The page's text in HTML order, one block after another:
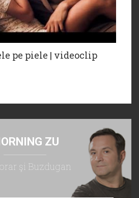
pe piele | videoclip
ZU
şi Buzdugan